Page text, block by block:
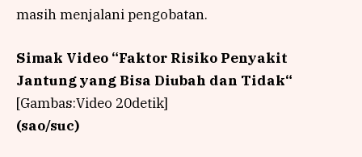
masih menjalani pengobatan.
Simak Video “Faktor Risiko Penyakit
Jantung yang Bisa Diubah dan Tidak“
[Gambas:Video 20detik]
(sao/suc)